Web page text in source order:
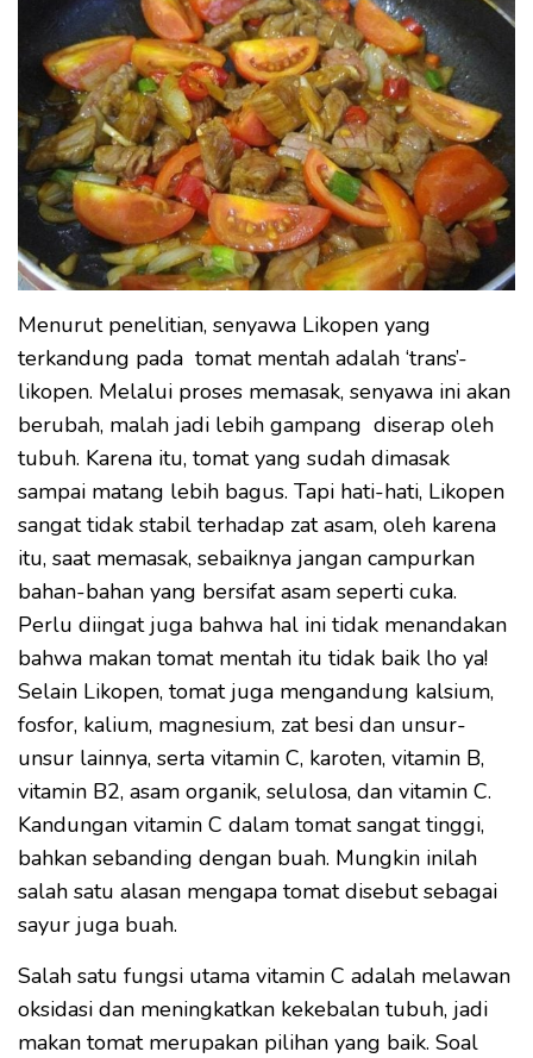
Menurut penelitian, senyawa Likopen yang
terkandung pada tomat mentah adalah ‘trans’-
likopen. Melalui proses memasak, senyawa ini akan
berubah, malah jadi lebih gampang diserap oleh
tubuh. Karena itu, tomat yang sudah dimasak
sampai matang lebih bagus. Tapi hati-hati, Likopen
sangat tidak stabil terhadap zat asam, oleh karena
itu, saat memasak, sebaiknya jangan campurkan
bahan-bahan yang bersifat asam seperti cuka.
Perlu diingat juga bahwa hal ini tidak menandakan
bahwa makan tomat mentah itu tidak baik lho ya!
Selain Likopen, tomat juga mengandung kalsium,
fosfor, kalium, magnesium, zat besi dan unsur-
unsur lainnya, serta vitamin C, karoten, vitamin B,
vitamin B2, asam organik, selulosa, dan vitamin C.
Kandungan vitamin C dalam tomat sangat tinggi,
bahkan sebanding dengan buah. Mungkin inilah
salah satu alasan mengapa tomat disebut sebagai
sayur juga buah.
Salah satu fungsi utama vitamin C adalah melawan
oksidasi dan meningkatkan kekebalan tubuh, jadi
makan tomat merupakan pilihan yang baik. Soal